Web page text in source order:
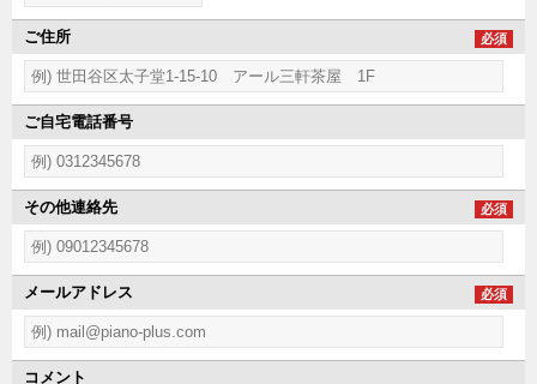
ご住所 必須
ご自宅電話番号
その他連絡先 必須
メールアドレス 必須
コメント